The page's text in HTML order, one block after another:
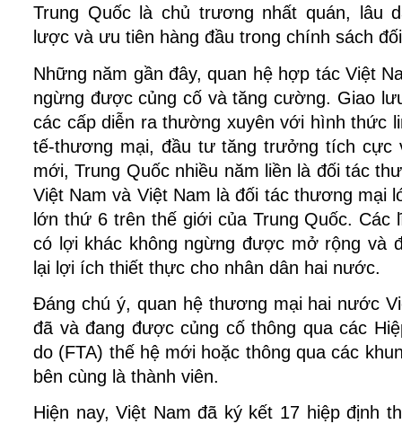
Trung Quốc là chủ trương nhất quán, lâu
lược và ưu tiên hàng đầu trong chính sách
Những năm gần đây, quan hệ hợp tác Việt
ngừng được củng cố và tăng cường. Giao
các cấp diễn ra thường xuyên với hình thức
tế-thương mại, đầu tư tăng trưởng tích cực
mới, Trung Quốc nhiều năm liền là đối tác
Việt Nam và Việt Nam là đối tác thương mại
lớn thứ 6 trên thế giới của Trung Quốc. Các
có lợi khác không ngừng được mở rộng và
lại lợi ích thiết thực cho nhân dân hai nước.
Đáng chú ý, quan hệ thương mại hai nước
đã và đang được củng cố thông qua các
do (FTA) thế hệ mới hoặc thông qua các
bên cùng là thành viên.
Hiện nay, Việt Nam đã ký kết 17 hiệp định